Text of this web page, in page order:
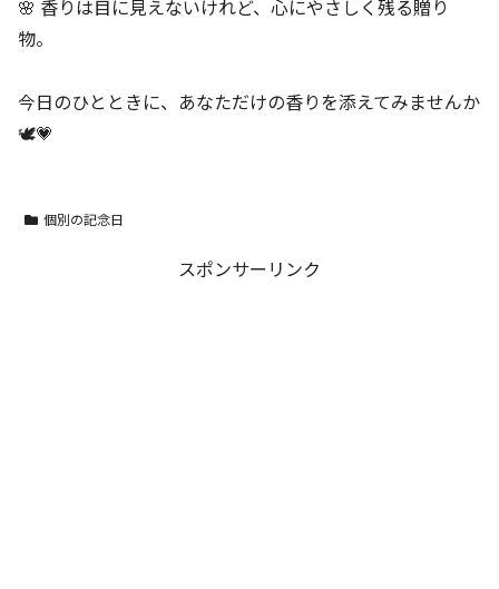
🌸 香りは目に見えないけれど、心にやさしく残る贈り
物。
今日のひとときに、あなただけの香りを添えてみませんか
🕊️💗
個別の記念日
スポンサーリンク